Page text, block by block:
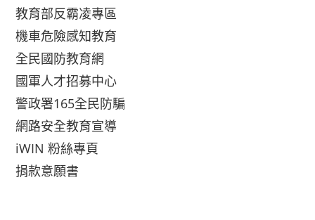
教育部反霸凌專區
機車危險感知教育
全民國防教育網
國軍人才招募中心
警政署165全民防騙
網路安全教育宣導
iWIN 粉絲專頁
捐款意願書